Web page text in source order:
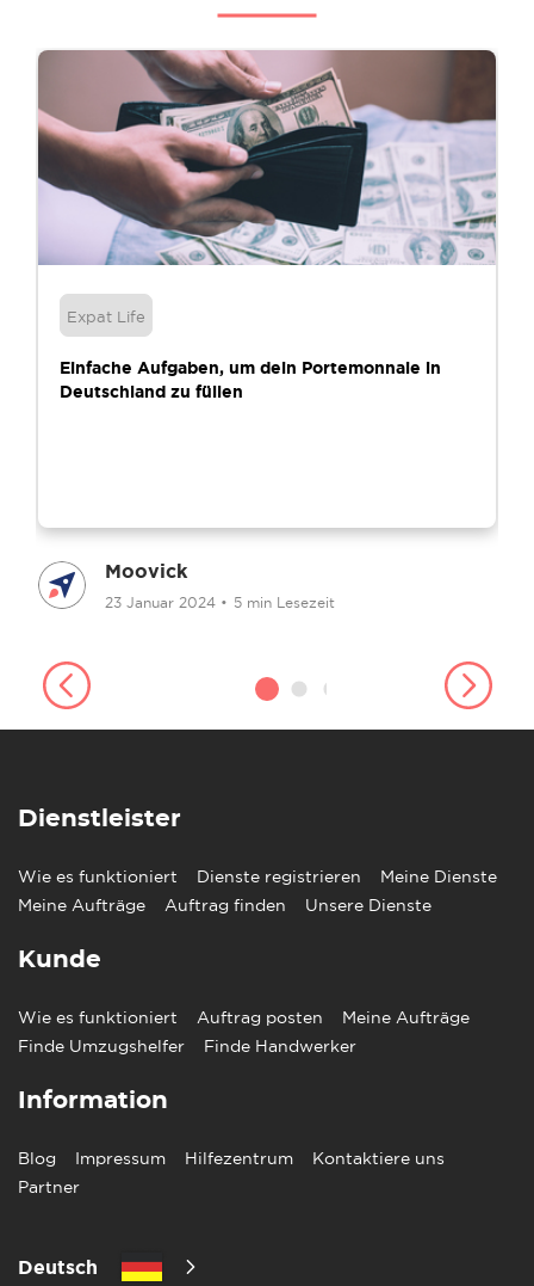
Expat Life
Einfache Aufgaben, um dein Portemonnaie in
Deutschland zu füllen
Moovick
23 Januar 2024 • 5 min Lesezeit
Dienstleister
Wie es funktioniert Dienste registrieren
Meine Dienste
Meine Aufträge
Auftrag finden Unsere Dienste
Kunde
Wie es funktioniert Auftrag posten
Meine Aufträge
Finde Umzugshelfer
Finde Handwerker
Information
Blog Impressum Hilfezentrum
Kontaktiere uns
Partner
Deutsch